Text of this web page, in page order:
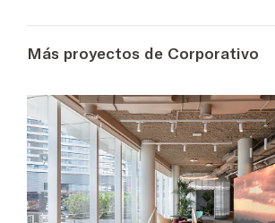
Más proyectos de Corporativo